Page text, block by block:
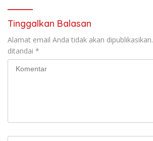
Tinggalkan Balasan
Alamat email Anda tidak akan dipublikasikan.
ditandai *